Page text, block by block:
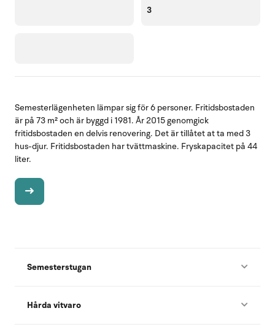
3
Semesterlägenheten lämpar sig för 6 personer. Fritidsbostaden
är på 73 m² och är byggd i 1981. År 2015 genomgick
fritidsbostaden en delvis renovering. Det är tillåtet at ta med 3
hus-djur. Fritidsbostaden har tvättmaskine. Fryskapacitet på 44
liter.
Semesterstugan
Hårda vitvaro